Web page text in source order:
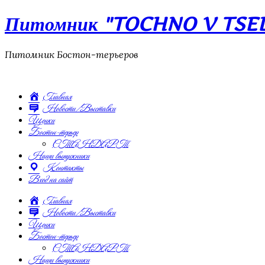
Питомник "TOCHNO V
Питомник Бостон-терьеров
Главная
Новости/Выставки
Щенки
Бостон-терьер
СТАНДАРТ
Наши выпускники
Контакты
Вход на сайт
Главная
Новости/Выставки
Щенки
Бостон-терьер
СТАНДАРТ
Наши выпускники